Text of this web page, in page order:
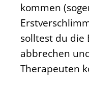
kommen
solltest du die
abbrechen
Therapeuten